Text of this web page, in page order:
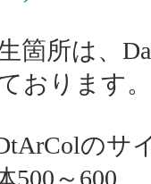
箇所は、
おります。
のサ
500～600